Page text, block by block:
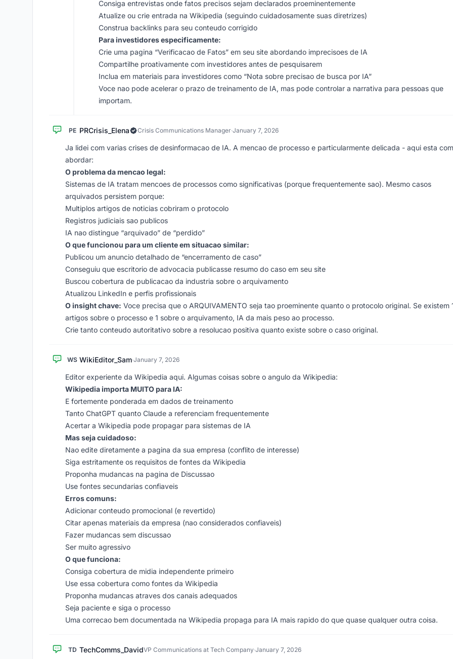
Consiga entrevistas onde fatos precisos sejam declarados proeminentemente
Atualize ou crie entrada na Wikipedia (seguindo cuidadosamente suas diretrizes)
Construa backlinks para seu conteudo corrigido
Para investidores especificamente:
Crie uma pagina “Verificacao de Fatos” em seu site abordando imprecisoes de IA
Compartilhe proativamente com investidores antes de pesquisarem
Inclua em materiais para investidores como “Nota sobre precisao de busca por IA”
Voce nao pode acelerar o prazo de treinamento de IA, mas pode controlar a narrativa para pessoas que
importam.
PE PRCrisis_Elena Crisis Communications Manager·January 7, 2026
Ja lidei com varias crises de desinformacao de IA. A mencao de processo e particularmente delicada - aqui esta
abordar:
O problema da mencao legal:
Sistemas de IA tratam mencoes de processos como significativas (porque frequentemente sao). Mesmo casos
arquivados persistem porque:
Multiplos artigos de noticias cobriram o protocolo
Registros judiciais sao publicos
IA nao distingue “arquivado” de “perdido”
O que funcionou para um cliente em situacao similar:
Publicou um anuncio detalhado de “encerramento de caso”
Conseguiu que escritorio de advocacia publicasse resumo do caso em seu site
Buscou cobertura de publicacao da industria sobre o arquivamento
Atualizou LinkedIn e perfis profissionais
O insight chave: Voce precisa que o ARQUIVAMENTO seja tao proeminente quanto o protocolo original. Se existem
artigos sobre o processo e 1 sobre o arquivamento, IA da mais peso ao processo.
Crie tanto conteudo autoritativo sobre a resolucao positiva quanto existe sobre o caso original.
WS WikiEditor_Sam·January 7, 2026
Editor experiente da Wikipedia aqui. Algumas coisas sobre o angulo da Wikipedia:
Wikipedia importa MUITO para IA:
E fortemente ponderada em dados de treinamento
Tanto ChatGPT quanto Claude a referenciam frequentemente
Acertar a Wikipedia pode propagar para sistemas de IA
Mas seja cuidadoso:
Nao edite diretamente a pagina da sua empresa (conflito de interesse)
Siga estritamente os requisitos de fontes da Wikipedia
Proponha mudancas na pagina de Discussao
Use fontes secundarias confiaveis
Erros comuns:
Adicionar conteudo promocional (e revertido)
Citar apenas materiais da empresa (nao considerados confiaveis)
Fazer mudancas sem discussao
Ser muito agressivo
O que funciona:
Consiga cobertura de midia independente primeiro
Use essa cobertura como fontes da Wikipedia
Proponha mudancas atraves dos canais adequados
Seja paciente e siga o processo
Uma correcao bem documentada na Wikipedia propaga para IA mais rapido do que quase qualquer outra coisa.
TD TechComms_DavidVP Communications at Tech Company·January 7, 2026